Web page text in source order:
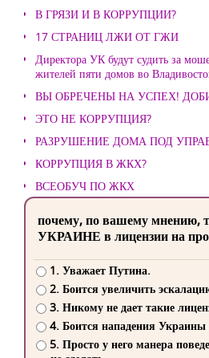
В ГРЯЗИ И В КОРРУПЦИИ?
17 СТРАНИЦ ЛЖИ ОТ ГЖИ
Директора УК будут судить за
жителей пяти домов во
ВЫ ОБРЕЧЕНЫ НА УСПЕХ!
ЭТО НЕ КОРРУПЦИЯ?
РАЗРУШЕНИЕ ДОМА ПОД
КОРРУПЦИЯ В ЖКХ?
ВСЕОБУЧ ПО ЖКХ
почему, по вашему мнению,
УКРАИНЕ в лицензии на
1. Уважает Путина.
2. Боится увеличить
3. Никому не дает такие
4. Боится нападения
5. Просто у него манера